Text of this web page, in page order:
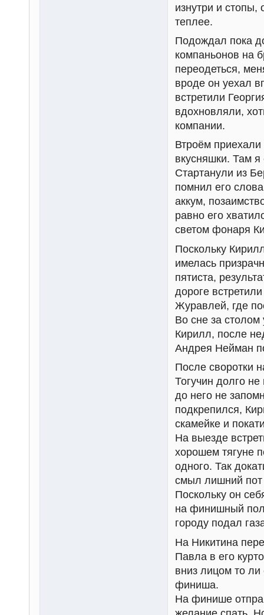
изнутри и
теплее.
Подождал пока
компаньонов на
переодеться,
вроде он уехал
встретили
вдохновляли,
компании.
Втроём
вкусняшки. Там я
Стартанули из
помнил его
аккум,
равно его
светом фонаря
Поскольку
имелась
пятиста,
дороге
Журавлей, где
Во сне за
Кирилл, после
Андрея Нейман
После своротки
Тогучин долго
до него не
подкрепился,
скамейке и
На выезде
хорошем тягуне
одного. Так
смыл лишний пот
Поскольку он
на финишный
городу подал
На Никитина
Павла в его
вниз лицом то
финиша.
На финише